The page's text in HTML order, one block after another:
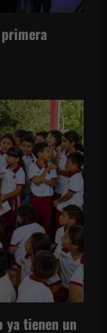
ya tienen un